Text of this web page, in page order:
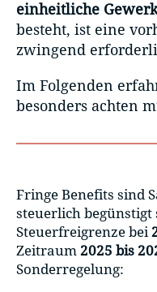
einheitliche
besteht, ist eine
zwingend
Im Folgenden
besonders achten
Fringe Benefits sind
steuerlich
Steuerfreigrenze bei
Zeitraum 2025 bis
Sonderregelung: